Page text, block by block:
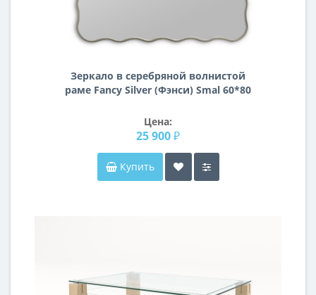
Зеркало в серебряной волнистой
раме Fancy Silver (Фэнси) Smal 60*80
Цена:
25 900 ₽
Купить